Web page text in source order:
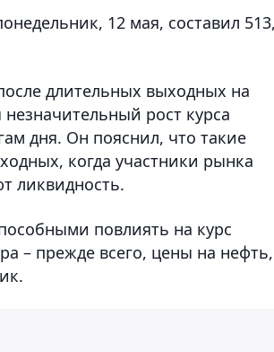
12 мая, составил
длительных выходных на
рост курса
дня. Он пояснил, что такие
когда участники рынка
ликвидность.
повлиять на курс
– прежде всего, цены на